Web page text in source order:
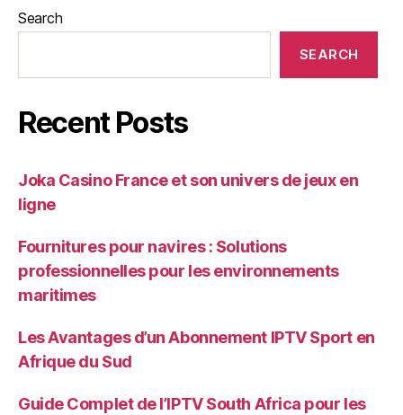
Search
SEARCH
Recent Posts
Joka Casino France et son univers de jeux en
ligne
Fournitures pour navires : Solutions
professionnelles pour les environnements
maritimes
Les Avantages d’un Abonnement IPTV Sport en
Afrique du Sud
Guide Complet de l’IPTV South Africa pour les